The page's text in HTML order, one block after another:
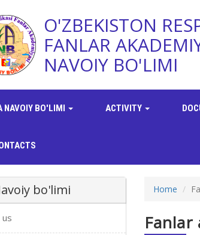
O'ZBEKISTON
FANLAR
NAVOIY BO'LIMI
NAVOIY BO'LIMI ACTIVITY
bo'limi Home